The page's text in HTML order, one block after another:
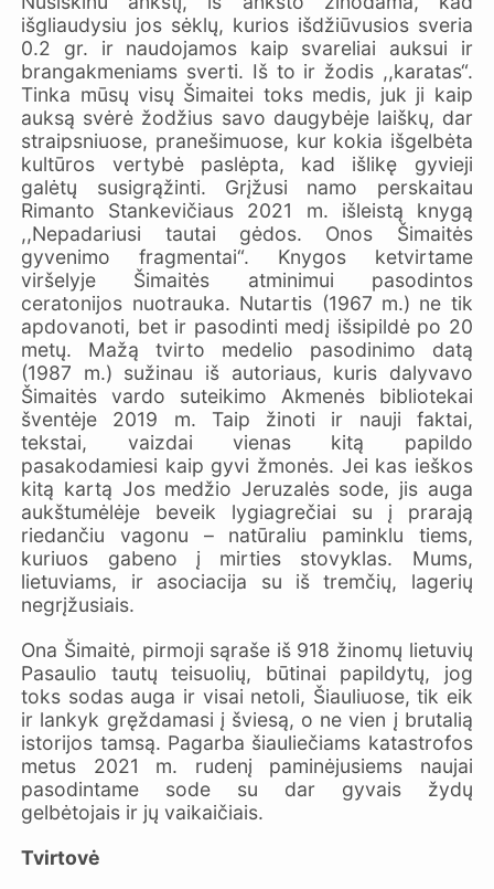
išgliaudysiu jos sėklų, kurios išdžiūvusios sveria
0.2 gr. ir naudojamos kaip svareliai auksui ir
brangakmeniams sverti. Iš to ir žodis ,,karatas“.
Tinka mūsų visų Šimaitei toks medis, juk ji kaip
auksą svėrė žodžius savo daugybėje laiškų, dar
straipsniuose, pranešimuose, kur kokia išgelbėta
kultūros vertybė paslėpta, kad išlikę gyvieji
galėtų susigrąžinti. Grįžusi namo perskaitau
Rimanto Stankevičiaus 2021 m. išleistą knygą
,,Nepadariusi tautai gėdos. Onos Šimaitės
gyvenimo fragmentai“. Knygos ketvirtame
viršelyje Šimaitės atminimui pasodintos
ceratonijos nuotrauka. Nutartis (1967 m.) ne tik
apdovanoti, bet ir pasodinti medį išsipildė po 20
metų. Mažą tvirto medelio pasodinimo datą
(1987 m.) sužinau iš autoriaus, kuris dalyvavo
Šimaitės vardo suteikimo Akmenės bibliotekai
šventėje 2019 m. Taip žinoti ir nauji faktai,
tekstai, vaizdai vienas kitą papildo
pasakodamiesi kaip gyvi žmonės. Jei kas ieškos
kitą kartą Jos medžio Jeruzalės sode, jis auga
aukštumėlėje beveik lygiagrečiai su į prarają
riedančiu vagonu – natūraliu paminklu tiems,
kuriuos gabeno į mirties stovyklas. Mums,
lietuviams, ir asociacija su iš tremčių, lagerių
negrįžusiais.
Ona Šimaitė, pirmoji sąraše iš 918 žinomų lietuvių
Pasaulio tautų teisuolių, būtinai papildytų, jog
toks sodas auga ir visai netoli, Šiauliuose, tik eik
ir lankyk gręždamasi į šviesą, o ne vien į brutalią
istorijos tamsą. Pagarba šiauliečiams katastrofos
metus 2021 m. rudenį paminėjusiems naujai
pasodintame sode su dar gyvais žydų
gelbėtojais ir jų vaikaičiais.
Tvirtovė